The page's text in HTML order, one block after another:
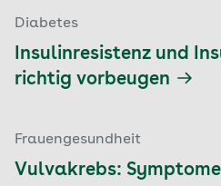
Diabetes
Insulinresistenz und
richtig vorbeugen
Frauengesundheit
Vulvakrebs: